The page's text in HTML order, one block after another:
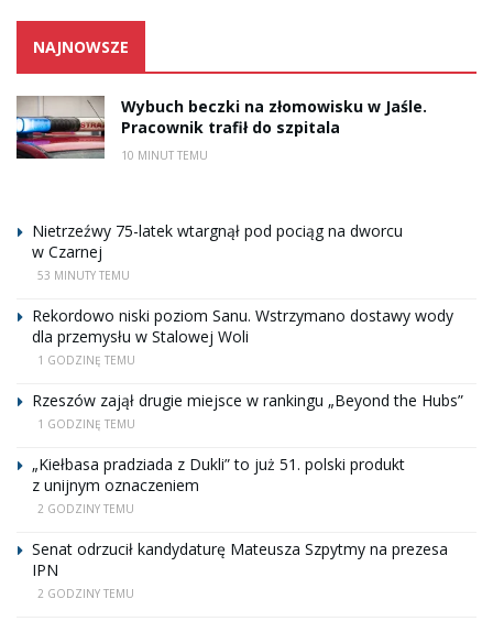
NAJNOWSZE
Wybuch beczki na złomowisku w Jaśle.
Pracownik trafił do szpitala
10 MINUT TEMU
Nietrzeźwy 75-latek wtargnął pod pociąg na dworcu
w Czarnej
53 MINUTY TEMU
Rekordowo niski poziom Sanu. Wstrzymano dostawy wody
dla przemysłu w Stalowej Woli
1 GODZINĘ TEMU
Rzeszów zajął drugie miejsce w rankingu „Beyond the Hubs”
1 GODZINĘ TEMU
„Kiełbasa pradziada z Dukli” to już 51. polski produkt
z unijnym oznaczeniem
2 GODZINY TEMU
Senat odrzucił kandydaturę Mateusza Szpytmy na prezesa
IPN
2 GODZINY TEMU